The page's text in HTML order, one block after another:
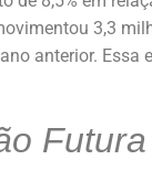
3,3
anterior.
Futura